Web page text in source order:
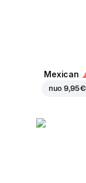
Mexican
nuo9,95 €